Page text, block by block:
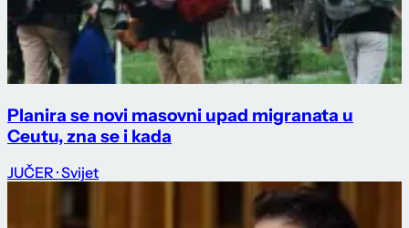
Planira se novi masovni upad migranata u
Ceutu, zna se i kada
JUČER · Svijet